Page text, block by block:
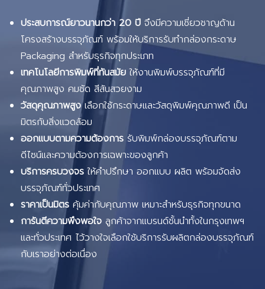
ประสบการณ์ยาวนานกว่า 20 ปี จึงมีความเชี่ยวชาญด้าน
โครงสร้างบรรจุภัณฑ์ พร้อมให้บริการรับทำกล่องกระดาษ
Packaging สำหรับธุรกิจทุกประเภท
เทคโนโลยีการพิมพ์ที่ทันสมัย ให้งานพิมพ์บรรจุภัณฑ์ที่มี
คุณภาพสูง คมชัด สีสันสวยงาม
วัสดุคุณภาพสูงเลือกใช้กระดาษและวัสดุพิมพ์คุณภาพดี เป็น
มิตรกับสิ่งแวดล้อม
ออกแบบตามความต้องการรับพิมพ์กล่องบรรจุภัณฑ์ตาม
ดีไซน์และความต้องการเฉพาะของลูกค้า
บริการครบวงจร ให้คำปรึกษา ออกแบบ ผลิต พร้อมจัดส่ง
บรรจุภัณฑ์ทั่วประเทศ
ราคาเป็นมิตร คุ้มค่ากับคุณภาพ เหมาะสำหรับธุรกิจทุกขนาด
การันตีความพึงพอใจ ลูกค้าจากแบรนด์ชั้นนำทั้งในกรุงเทพฯ
และทั่วประเทศ ไว้วางใจเลือกใช้บริการรับผลิตกล่องบรรจุภัณฑ์
กับเราอย่างต่อเนื่อง